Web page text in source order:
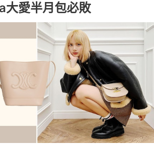
大愛半月包必敗